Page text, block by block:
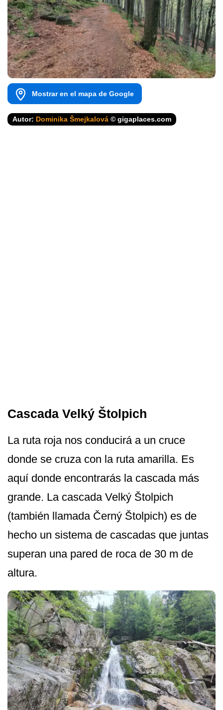
Mostrar en el mapa de Google
Autor: Dominika Šmejkalová © gigaplaces.com
Cascada Velký Štolpich
La ruta roja nos conducirá a un cruce
donde se cruza con la ruta amarilla. Es
aquí donde encontrarás la cascada más
grande. La cascada Velký Štolpich
(también llamada Černý Štolpich) es de
hecho un sistema de cascadas que juntas
superan una pared de roca de 30 m de
altura.